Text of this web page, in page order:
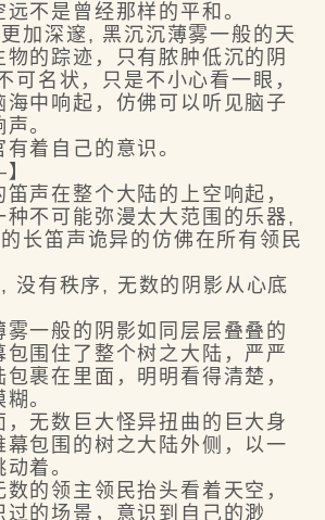
是曾经那样的平和。
深邃, 黑沉沉薄雾一般的天
物的踪迹，只有脓肿低沉的阴
可名状，只是不小心看一眼，
海中响起，仿佛可以听见脑子
。
着自己的意识。
在整个大陆的上空响起，
种不可能弥漫太大范围的乐器,
长笛声诡异的仿佛在所有领民
有秩序, 无数的阴影从心底
一般的阴影如同层层叠叠的
包围住了整个树之大陆，严严
裹在里面，明明看得清楚，
。
无数巨大怪异扭曲的巨大身
幕包围的树之大陆外侧，以一
着。
领主领民抬头看着天空，
过的场景，意识到自己的渺